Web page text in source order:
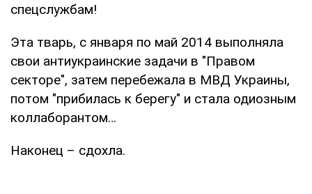
спецслужбам!
Эта тварь, с января по май 2014 выполняла
свои антиукраинские задачи в "Правом
секторе", затем перебежала в МВД Украины,
потом "прибилась к берегу" и стала одиозным
коллаборантом…
Наконец – сдохла.